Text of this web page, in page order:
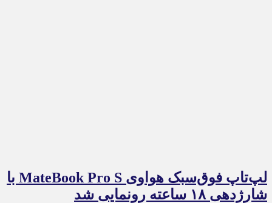
لپ‌تاپ فوق‌سبک هواوی MateBook Pro S با
شارژدهی ۱۸ ساعته رونمایی شد